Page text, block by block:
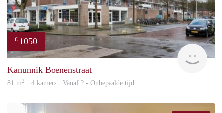
€ 1050
rent
Kanunnik Boenenstraat
81 m2 · 4 kamers · Vanaf ? - Onbepaalde tijd